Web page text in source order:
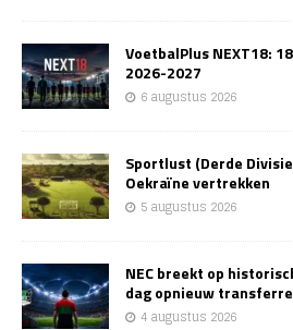
VoetbalPlus NEXT18:
2026-2027
6 augustus 2026
Sportlust (Derde
Oekraïne vertrekken
5 augustus 2026
NEC breekt op
dag opnieuw
4 augustus 2026